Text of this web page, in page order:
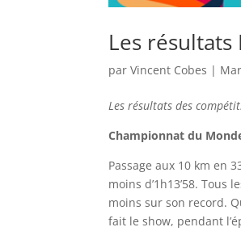
Les
parVincent Cobes |
Les résultats des
Championnat du
Passage aux 10 km en
moins d’1h13’58.
moins sur son record.
fait le show, pendant